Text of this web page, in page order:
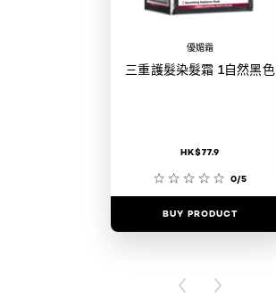
優媚霜
三重護髮染髮霜 1自然黑色
HK$77.9
0/5
BUY PRODUCT
PREVIOUS CARD
NEXT CARD